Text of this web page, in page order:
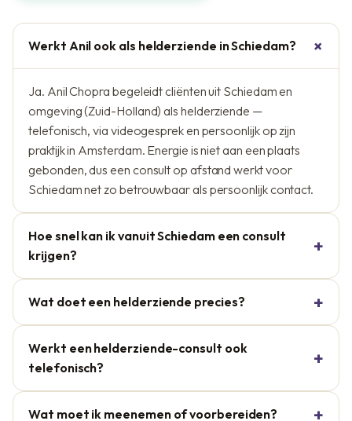
Werkt Anil ook als helderziende in Schiedam?
Ja. Anil Chopra begeleidt cliënten uit Schiedam en
omgeving (Zuid-Holland) als helderziende —
telefonisch, via videogesprek en persoonlijk op zijn
praktijk in Amsterdam. Energie is niet aan een plaats
gebonden, dus een consult op afstand werkt voor
Schiedam net zo betrouwbaar als persoonlijk contact.
Hoe snel kan ik vanuit Schiedam een consult
krijgen?
Wat doet een helderziende precies?
Werkt een helderziende-consult ook
telefonisch?
Wat moet ik meenemen of voorbereiden?